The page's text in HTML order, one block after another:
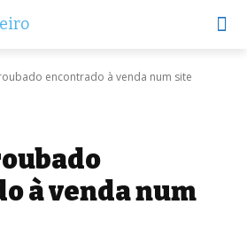
encontrado à venda num site
à venda num